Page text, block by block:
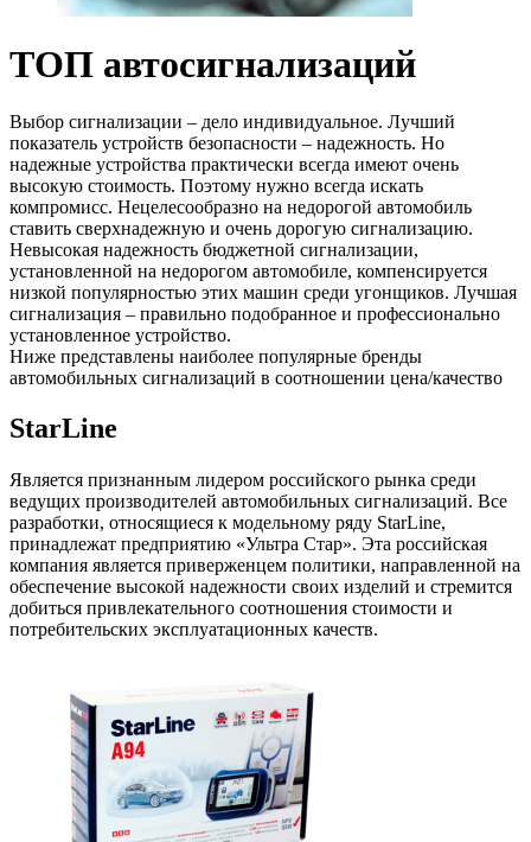
ТОП автосигнализаций
Выбор сигнализации – дело индивидуальное. Лучший
показатель устройств безопасности – надежность. Но
надежные устройства практически всегда имеют очень
высокую стоимость. Поэтому нужно всегда искать
компромисс. Нецелесообразно на недорогой автомобиль
ставить сверхнадежную и очень дорогую сигнализацию.
Невысокая надежность бюджетной сигнализации,
установленной на недорогом автомобиле, компенсируется
низкой популярностью этих машин среди угонщиков. Лучшая
сигнализация – правильно подобранное и профессионально
установленное устройство.
Ниже представлены наиболее популярные бренды
автомобильных сигнализаций в соотношении цена/качество
StarLine
Является признанным лидером российского рынка среди
ведущих производителей автомобильных сигнализаций. Все
разработки, относящиеся к модельному ряду StarLine,
принадлежат предприятию «Ультра Стар». Эта российская
компания является приверженцем политики, направленной на
обеспечение высокой надежности своих изделий и стремится
добиться привлекательного соотношения стоимости и
потребительских эксплуатационных качеств.